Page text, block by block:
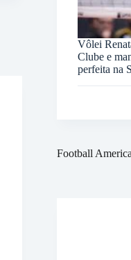
Vôlei
Clube e
perfeita na
Football